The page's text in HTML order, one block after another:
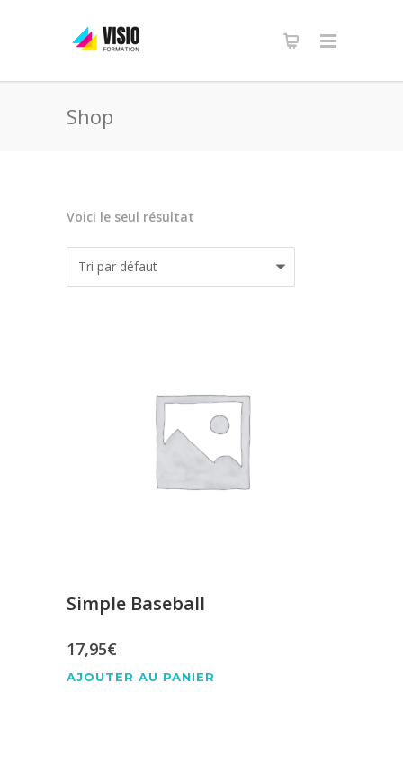
Shop
Voici le seul résultat
Simple Baseball
17,95€
AJOUTER AU PANIER